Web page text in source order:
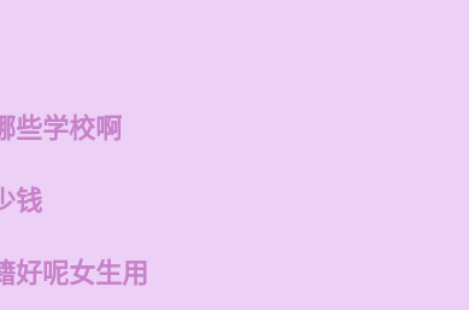
些学校啊
钱
好呢女生用